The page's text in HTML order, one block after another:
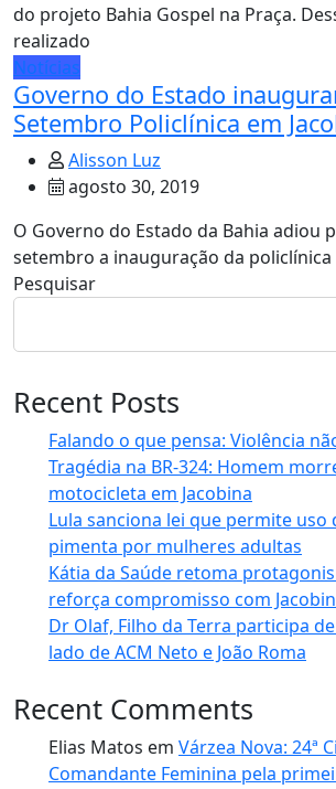
do projeto Bahia Gospel na Praça.
realizado
Notícias
Governo do Estado
Setembro Policlínica em
Alisson Luz
agosto 30, 2019
O Governo do Estado da Bahia adiou
setembro a inauguração da policlínica
Pesquisar
Recent Posts
Falando o que pensa: Violência
Tragédia na BR-324: Homem
motocicleta em Jacobina
Lula sanciona lei que permite uso
pimenta por mulheres adultas
Kátia da Saúde retoma
reforça compromisso com
Dr Olaf, Filho da Terra participa
lado de ACM Neto e João Roma
Recent Comments
Elias Matos em Várzea Nova: 24ª
Comandante Feminina pela